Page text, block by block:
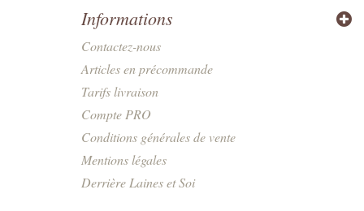
Informations
Contactez-nous
Articles en précommande
Tarifs livraison
Compte PRO
Conditions générales de vente
Mentions légales
Derrière Laines et Soi